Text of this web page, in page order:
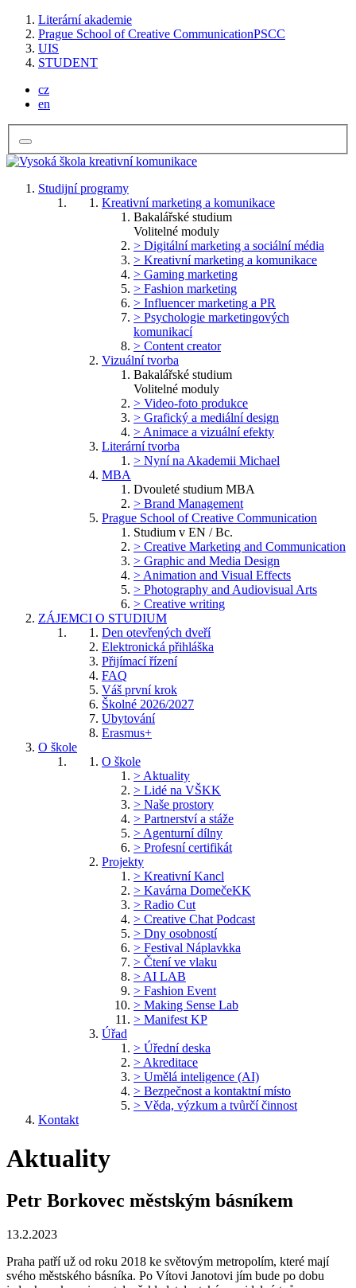
Literární akademie
Prague School of Creative CommunicationPSCC
UIS
STUDENT
cz
en
Studijní programy
Kreativní marketing a komunikace
Bakalářské studium
Volitelné moduly
> Digitální marketing a sociální média
> Kreativní marketing a komunikace
> Gaming marketing
> Fashion marketing
> Influencer marketing a PR
> Psychologie marketingových
komunikací
> Content creator
Vizuální tvorba
Bakalářské studium
Volitelné moduly
> Video-foto produkce
> Grafický a mediální design
> Animace a vizuální efekty
Literární tvorba
> Nyní na Akademii Michael
MBA
Dvouleté studium MBA
> Brand Management
Prague School of Creative Communication
Studium v EN / Bc.
> Creative Marketing and Communication
> Graphic and Media Design
> Animation and Visual Effects
> Photography and Audiovisual Arts
> Creative writing
ZÁJEMCI O STUDIUM
Den otevřených dveří
Elektronická přihláška
Přijímací řízení
FAQ
Váš první krok
Školné 2026/2027
Ubytování
Erasmus+
O škole
O škole
> Aktuality
> Lidé na VŠKK
> Naše prostory
> Partnerství a stáže
> Agenturní dílny
> Profesní certifikát
Projekty
> Kreativní Kancl
> Kavárna DomečeKK
> Radio Cut
> Creative Chat Podcast
> Dny osobností
> Festival Náplavkka
> Čtení ve vlaku
> AI LAB
> Fashion Event
> Making Sense Lab
> Manifest KP
Úřad
> Úřední deska
> Akreditace
> Umělá inteligence (AI)
> Bezpečnost a kontaktní místo
> Věda, výzkum a tvůrčí činnost
Kontakt
Aktuality
Petr Borkovec městským básníkem
13.2.2023
Praha patří už od roku 2018 ke světovým metropolím, které mají
svého městského básníka. Po Vítovi Janotovi jím bude po dobu